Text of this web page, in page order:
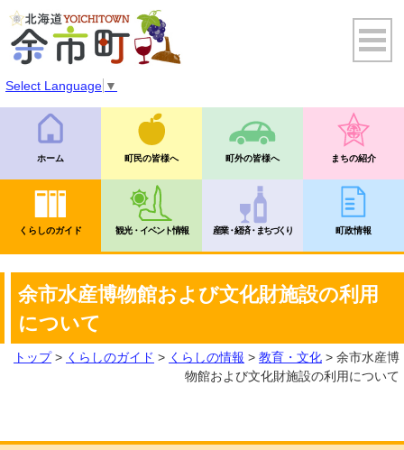
Select Language ▼
ホーム 町民の皆様へ 町外の皆様へ まちの紹介
くらしのガイド 観光・イベント情報 産業・経済・まちづくり 町政情報
余市水産博物館および文化財施設の利用
について
トップ> くらしのガイド > くらしの情報 > 教育・文化 > 余市水産博
物館および文化財施設の利用について